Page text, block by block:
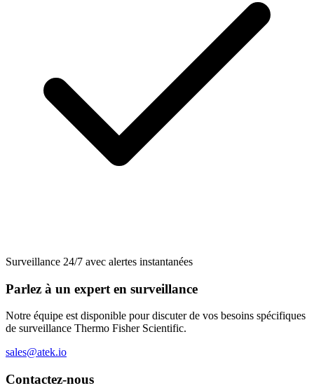
Surveillance 24/7 avec alertes instantanées
Parlez à un expert en surveillance
Notre équipe est disponible pour discuter de vos besoins spécifiques
de surveillance Thermo Fisher Scientific.
sales@atek.io
Contactez-nous